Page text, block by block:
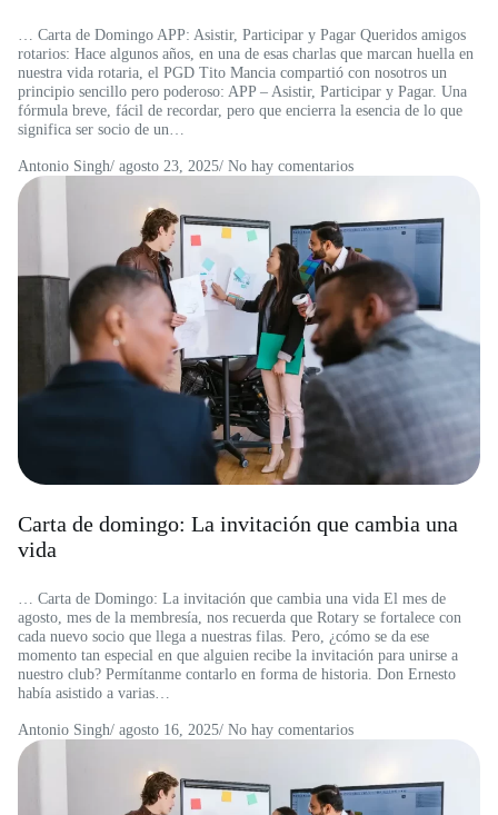
… Carta de Domingo APP: Asistir, Participar y Pagar Queridos amigos
rotarios: Hace algunos años, en una de esas charlas que marcan huella en
nuestra vida rotaria, el PGD Tito Mancia compartió con nosotros un
principio sencillo pero poderoso: APP – Asistir, Participar y Pagar. Una
fórmula breve, fácil de recordar, pero que encierra la esencia de lo que
significa ser socio de un…
Antonio Singh/ agosto 23, 2025/ No hay comentarios
Carta de domingo: La invitación que cambia una
vida
… Carta de Domingo: La invitación que cambia una vida El mes de
agosto, mes de la membresía, nos recuerda que Rotary se fortalece con
cada nuevo socio que llega a nuestras filas. Pero, ¿cómo se da ese
momento tan especial en que alguien recibe la invitación para unirse a
nuestro club? Permítanme contarlo en forma de historia. Don Ernesto
había asistido a varias…
Antonio Singh/ agosto 16, 2025/ No hay comentarios